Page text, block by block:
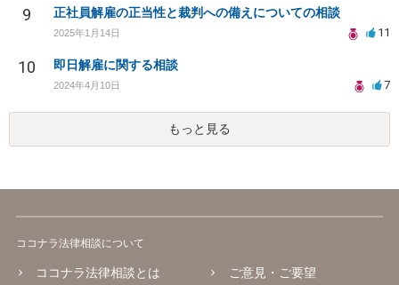
9 正社員解雇の正当性と裁判への備えについての相談
2025年1月14日 11
10 即日解雇に関する相談
2024年4月10日 7
もっと見る
ココナラ法律相談について
ココナラ法律相談とは ご意見・ご要望